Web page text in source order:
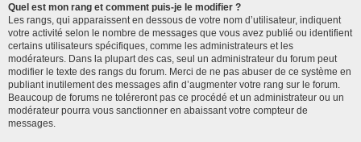
Quel est mon rang et comment puis-je le modifier ?
Les rangs, qui apparaissent en dessous de votre nom d’utilisateur, indiquent
votre activité selon le nombre de messages que vous avez publié ou identifient
certains utilisateurs spécifiques, comme les administrateurs et les
modérateurs. Dans la plupart des cas, seul un administrateur du forum peut
modifier le texte des rangs du forum. Merci de ne pas abuser de ce système en
publiant inutilement des messages afin d’augmenter votre rang sur le forum.
Beaucoup de forums ne toléreront pas ce procédé et un administrateur ou un
modérateur pourra vous sanctionner en abaissant votre compteur de
messages.